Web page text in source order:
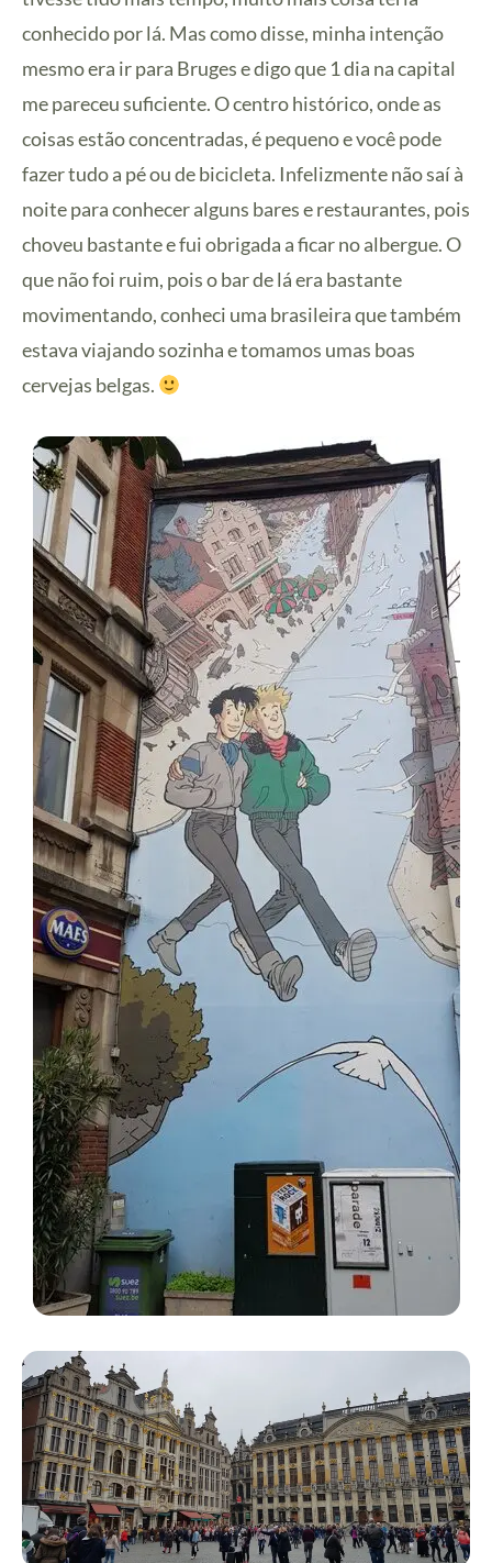
conhecido por lá. Mas como disse, minha intenção
mesmo era ir para Bruges e digo que 1 dia na capital
me pareceu suficiente. O centro histórico, onde as
coisas estão concentradas, é pequeno e você pode
fazer tudo a pé ou de bicicleta. Infelizmente não saí à
noite para conhecer alguns bares e restaurantes, pois
choveu bastante e fui obrigada a ficar no albergue. O
que não foi ruim, pois o bar de lá era bastante
movimentando, conheci uma brasileira que também
estava viajando sozinha e tomamos umas boas
cervejas belgas.